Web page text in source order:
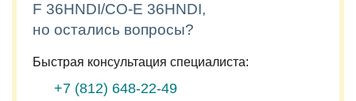
F 36HNDI/CO-E 36HNDI,
но остались вопросы?
Быстрая консультация специалиста:
+7 (812) 648-22-49